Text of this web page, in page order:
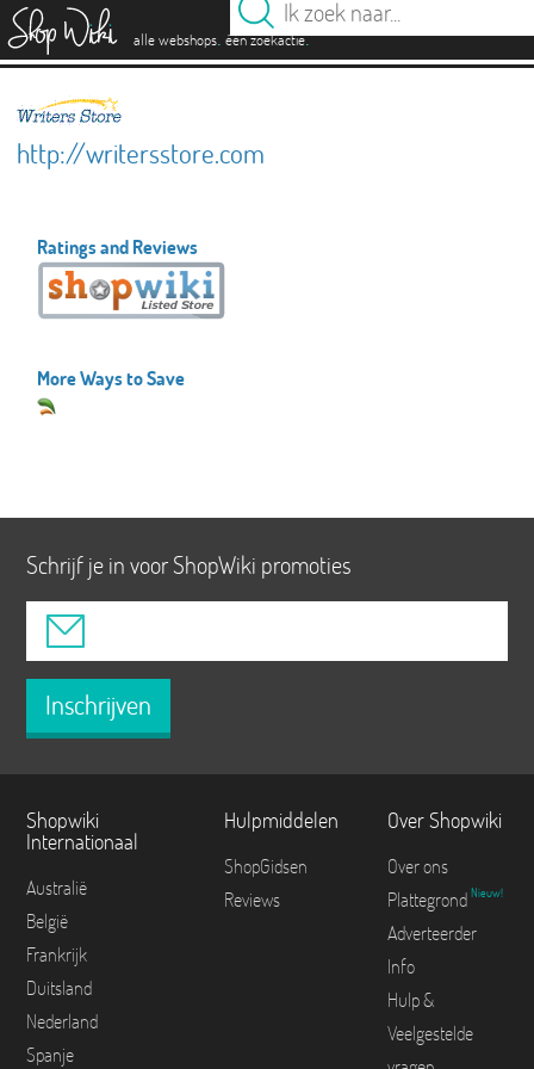
alle webshops. één zoekactie.
http://writersstore.com
Ratings and Reviews
More Ways to Save
Schrijf je in voor ShopWiki promoties
Inschrijven
Shopwiki
Internationaal
Australië
België
Frankrijk
Duitsland
Nederland
Spanje
Hulpmiddelen
ShopGidsen
Reviews
Over Shopwiki
Over ons
Plattegrond Nieuw!
Adverteerder
Info
Hulp &
Veelgestelde